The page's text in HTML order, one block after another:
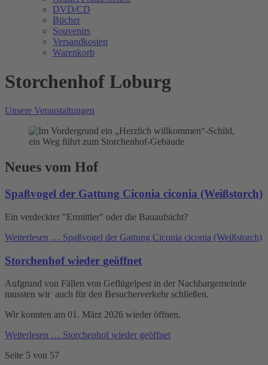
DVD/CD
Bücher
Souvenirs
Versandkosten
Warenkorb
Storchenhof Loburg
Unsere Veranstaltungen
Neues vom Hof
Spaßvogel der Gattung Ciconia ciconia (Weißstorch)
Ein verdeckter "Ermittler" oder die Bauaufsicht?
Weiterlesen … Spaßvogel der Gattung Ciconia ciconia (Weißstorch)
Storchenhof wieder geöffnet
Aufgrund von Fällen von Geflügelpest in der Nachbargemeinde
mussten wir auch für den Besucherverkehr schließen.
Wir konnten am 01. März 2026 wieder öffnen.
Weiterlesen … Storchenhof wieder geöffnet
Seite 5 von 57